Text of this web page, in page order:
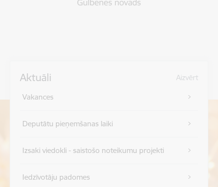
Aktuāli Aizvērt
Vakances
Deputātu pieņemšanas laiki
Izsaki viedokli - saistošo noteikumu projekti
Iedzīvotāju padomes